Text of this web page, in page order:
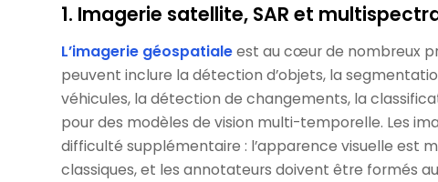
1. Imagerie satellite, SAR et
L’imagerie géospatialeest au cœur de nombreux
peuvent inclure la détection d’objets, la
véhicules, la détection de changements, la
pour des modèles de vision multi-temporelle. Les
difficulté supplémentaire : l’apparence visuelle est
classiques, et les annotateurs doivent être formés